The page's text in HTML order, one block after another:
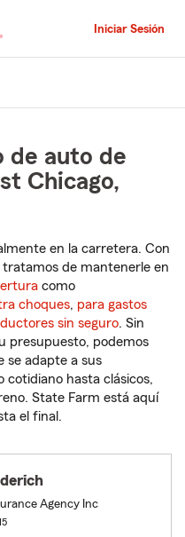
Iniciar Sesión
de auto de
Chicago,
en la carretera. Con
tratamos de mantenerle en
como
choques, para gastos
sin seguro. Sin
presupuesto, podemos
se adapte a sus
cotidiano hasta clásicos,
State Farm está aquí
el final.
Agency Inc